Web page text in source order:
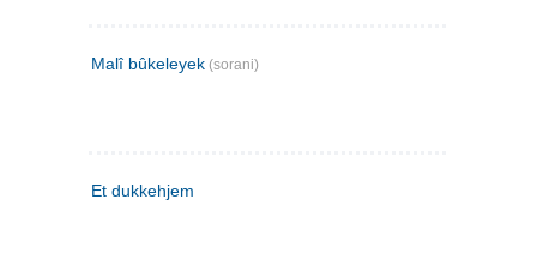
Malî bûkeleyek (sorani)
Et dukkehjem